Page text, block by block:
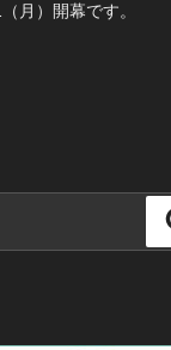
月）開幕です。